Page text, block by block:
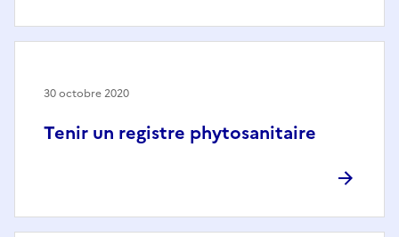
Tenir un registre phytosanitaire
30 octobre 2020